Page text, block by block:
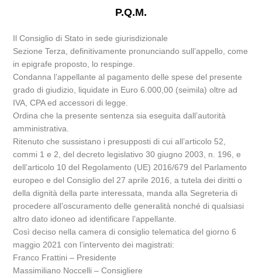
P.Q.M.
Il Consiglio di Stato in sede giurisdizionale
Sezione Terza, definitivamente pronunciando sull’appello, come
in epigrafe proposto, lo respinge.
Condanna l’appellante al pagamento delle spese del presente
grado di giudizio, liquidate in Euro 6.000,00 (seimila) oltre ad
IVA, CPA ed accessori di legge.
Ordina che la presente sentenza sia eseguita dall’autorità
amministrativa.
Ritenuto che sussistano i presupposti di cui all’articolo 52,
commi 1 e 2, del decreto legislativo 30 giugno 2003, n. 196, e
dell’articolo 10 del Regolamento (UE) 2016/679 del Parlamento
europeo e del Consiglio del 27 aprile 2016, a tutela dei diritti o
della dignità della parte interessata, manda alla Segreteria di
procedere all’oscuramento delle generalità nonché di qualsiasi
altro dato idoneo ad identificare l’appellante.
Così deciso nella camera di consiglio telematica del giorno 6
maggio 2021 con l’intervento dei magistrati:
Franco Frattini – Presidente
Massimiliano Noccelli – Consigliere